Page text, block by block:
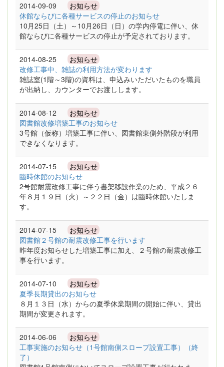
2014-09-09 お知らせ
休館ならびに各種サービスの停止のお知らせ
10月25日（土）～10月26日（日）の学内停電に伴い、休
館ならびに各種サービスの停止が予定されております。
2014-08-25 お知らせ
改修工事中、雑誌の利用方法が変わります
雑誌室(1階～3階)の資料は、申込みいただいたものを職員
が出納し、カウンターでお渡しします。
2014-08-12 お知らせ
図書館改修増築工事のお知らせ
3号館（仮称）増築工事に伴い、図書館東側外階段が利用
できなくなります。
2014-07-15 お知らせ
臨時休館のお知らせ
2号館耐震改修工事に伴う書架移設作業のため、平成２６
年８月１９日（火）～２２日（金）は臨時休館いたしま
す。
2014-07-15 お知らせ
図書館２号館の耐震改修工事を行います
昨年度お知らせした増築工事に加え、２号館の耐震改修工
事を行います。
2014-07-10 お知らせ
夏季長期貸出のお知らせ
８月１３日（水）からの夏季休業期間の開始に伴い、貸出
期間が変更されます。
2014-06-06 お知らせ
工事実施のお知らせ（1号館南側スロープ設置工事）（終
了）